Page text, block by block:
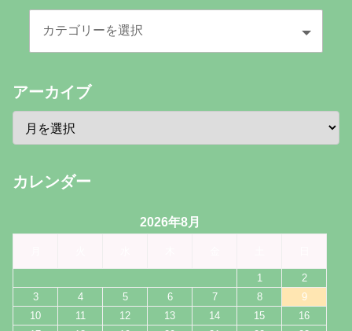
アーカイブ
カレンダー
2026年8月
1
2
3
4 5 6 7 8
9
10
11 12 13 14 15
16